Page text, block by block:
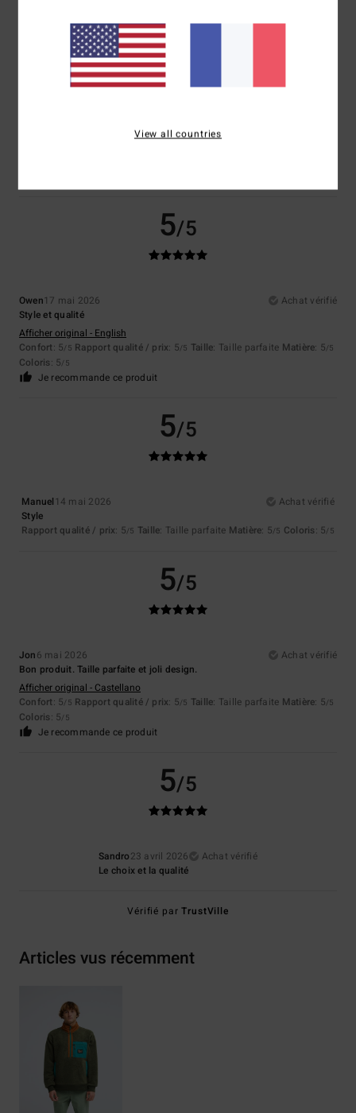
5
Coup de foudre au coeur ❤️ je ne le recommande pas je le garde pour
5/5
Owen17 mai 2026
Achat vérifié
Style et qualité
Afficher original - English
Confort: 5/5 Rapport qualité / prix: 5/5 Taille: Taille parfaite Matière: 5/5
Coloris: 5/5
Je recommande ce produit
5/5
Manuel 14 mai 2026
Achat vérifié
Style
Rapport qualité / prix: 5/5 Taille: Taille parfaite Matière: 5/5 Coloris: 5/5
5/5
Jon6 mai 2026
Achat vérifié
Bon produit. Taille parfaite et joli design.
Afficher original - Castellano
Confort: 5/5 Rapport qualité / prix: 5/5 Taille: Taille parfaite Matière: 5/5
Coloris: 5/5
Je recommande ce produit
5/5
Sandro23 avril 2026
Achat vérifié
Le choix et la qualité
Vérifié parTrustVille
Articles vus récemment
View all countries